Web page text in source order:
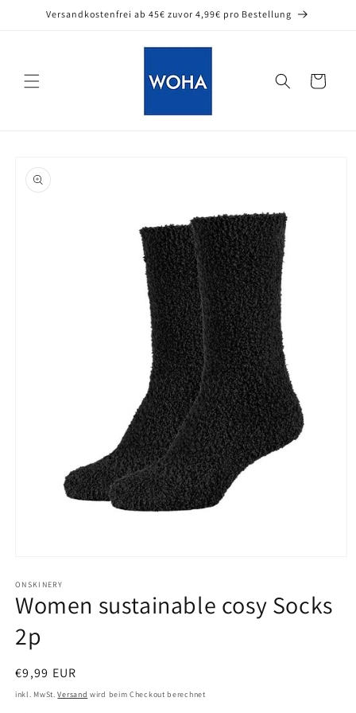
Versandkostenfrei ab 45€ zuvor 4,99€ pro Bestellung
Warenkorb
in
Modal
öffnen
ONSKINERY
Women sustainable cosy Socks
2p
Normaler
Preis
€9,99 EUR
inkl. MwSt.Versand wird beim Checkout berechnet